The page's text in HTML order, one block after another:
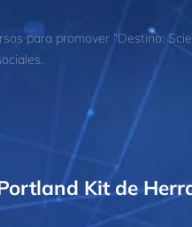
para promover “Destino:
Kit de